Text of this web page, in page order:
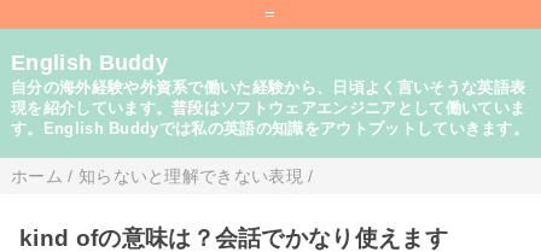
=
English Buddy
自分の海外経験や外資系で働いた経験から、日頃よく言いそうな英語表
現を紹介しています。普段はソフトウェアエンジニアとして働いていま
す。English Buddyでは私の英語の知識をアウトプットしていきます。
ホーム / 知らないと理解できない表現 /
kind ofの意味は？会話でかなり使えます